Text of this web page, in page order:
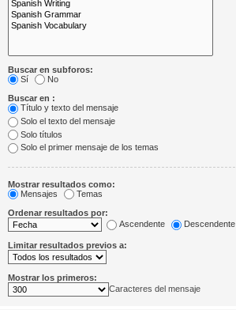
Buscar en subforos:
Sí
No
Buscar en :
Título y texto del mensaje
Solo el texto del mensaje
Solo títulos
Solo el primer mensaje de los temas
Mostrar resultados como:
Mensajes
Temas
Ordenar resultados por:
Ascendente
Descendente
Limitar resultados previos a:
Mostrar los primeros:
Caracteres del mensaje